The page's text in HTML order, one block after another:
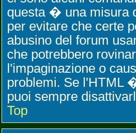
questa � una misura
per evitare che certe
abusino del forum
che potrebbero
l'impaginazione o
problemi. Se l'HTML
puoi sempre
Top